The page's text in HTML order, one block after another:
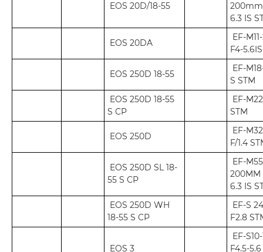
EOS 20D/18-55
6.3 IS
EOS 20DA
EF-
F4-
EOS 250D 18-55
EF-
S STM
EOS 250D 18-55
S CP
EF-
STM
EOS 250D
EF-
F/1.4
EOS 250D SL 18-
55 S CP
EF-
200MM
6.3 IS
EOS 250D WH
18-55 S CP
EF-S
F2.8
EOS 3
EF-
F4.5-5.6